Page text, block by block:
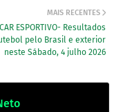
MAIS RECENTES
ESPORTIVO- Resultados
pelo Brasil e exterior
neste Sábado, 4 julho 2026